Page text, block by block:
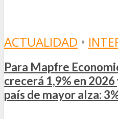
ACTUALIDAD •
Para Mapfre
crecerá 1,9% en
país de mayor alza: